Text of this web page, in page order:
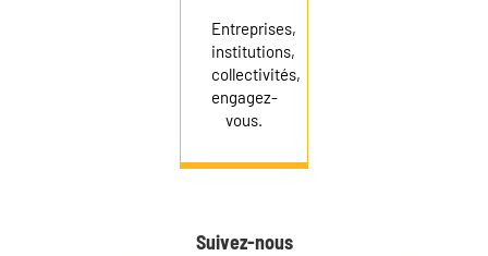
Entreprises,
institutions,
collectivités,
engagez-
vous.
Suivez-nous